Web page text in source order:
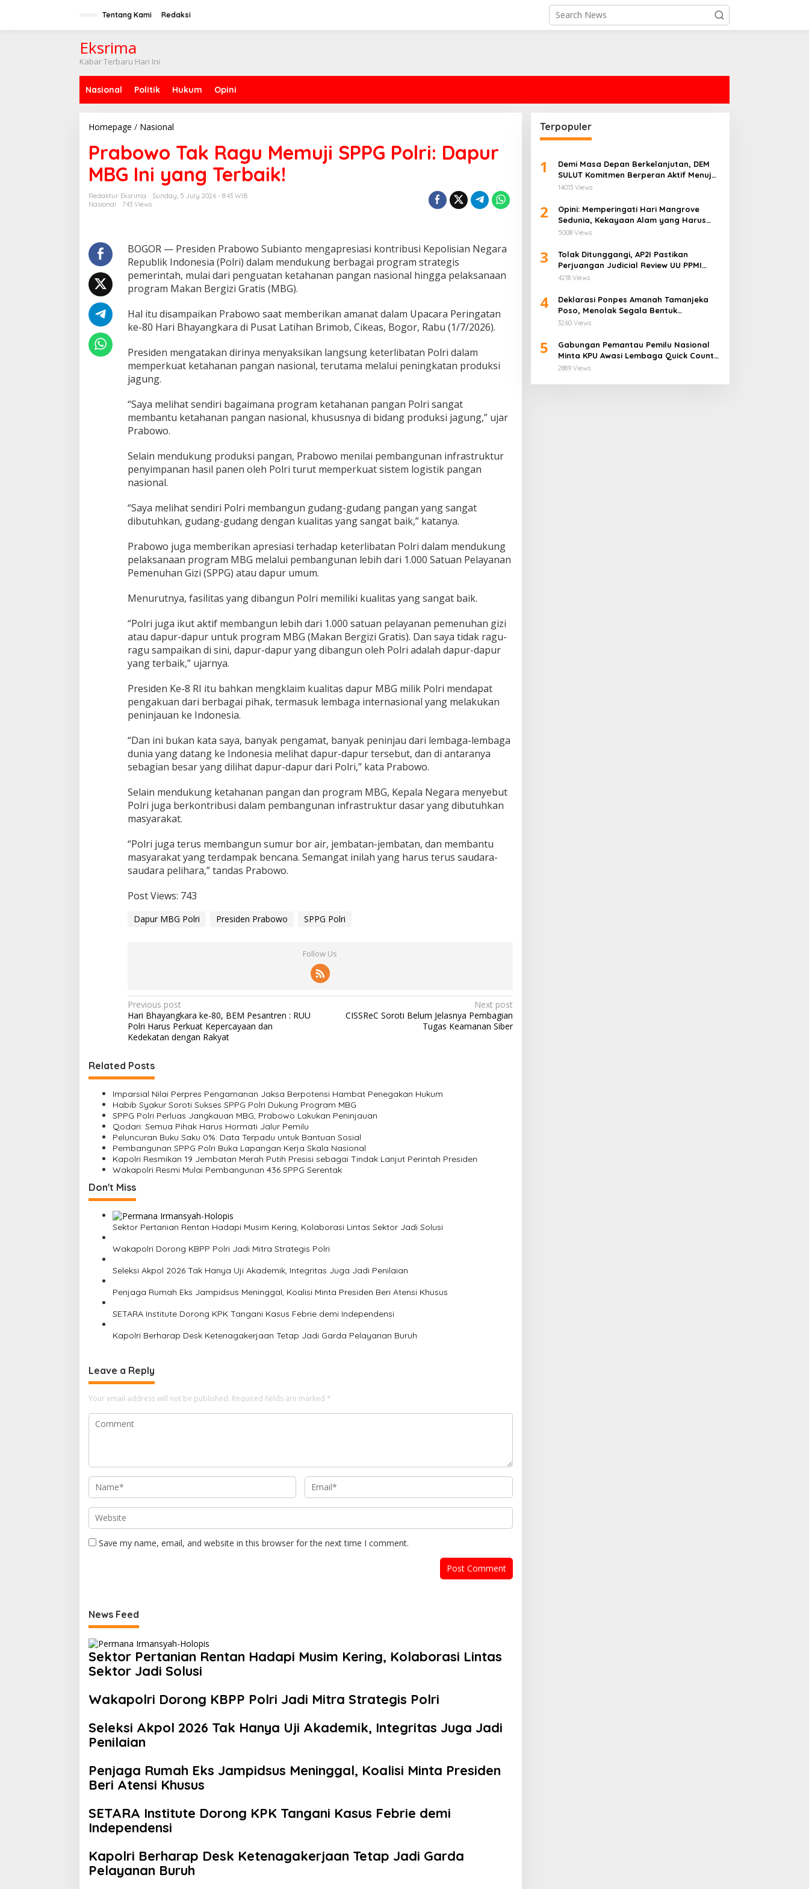
Tentang Kami Redaksi
Eksrima
Kabar Terbaru Hari Ini
Nasional Politik Hukum Opini
Homepage / Nasional
a
o
w
o
T
a
u
M
e
u
P
P
o
l
r
D
a
p
M
B
G
n
i
y
g
e
r
b
a
i
!
Prabowo Tak Ragu Memuji SPPG Polri: Dapur
MBG Ini yang Terbaik!
Redaktur Eksrima
Sunday, 5 July 2026 - 8:43 WIB
Nasional
743 Views
BOGOR — Presiden Prabowo Subianto mengapresiasi kontribusi Kepolisian Negara
Republik Indonesia (Polri) dalam mendukung berbagai program strategis
pemerintah, mulai dari penguatan ketahanan pangan nasional hingga pelaksanaan
program Makan Bergizi Gratis (MBG).
Hal itu disampaikan Prabowo saat memberikan amanat dalam Upacara Peringatan
ke-80 Hari Bhayangkara di Pusat Latihan Brimob, Cikeas, Bogor, Rabu (1/7/2026).
Presiden mengatakan dirinya menyaksikan langsung keterlibatan Polri dalam
memperkuat ketahanan pangan nasional, terutama melalui peningkatan produksi
jagung.
“Saya melihat sendiri bagaimana program ketahanan pangan Polri sangat
membantu ketahanan pangan nasional, khususnya di bidang produksi jagung,” ujar
Prabowo.
Selain mendukung produksi pangan, Prabowo menilai pembangunan infrastruktur
penyimpanan hasil panen oleh Polri turut memperkuat sistem logistik pangan
nasional.
“Saya melihat sendiri Polri membangun gudang-gudang pangan yang sangat
dibutuhkan, gudang-gudang dengan kualitas yang sangat baik,” katanya.
Prabowo juga memberikan apresiasi terhadap keterlibatan Polri dalam mendukung
pelaksanaan program MBG melalui pembangunan lebih dari 1.000 Satuan Pelayanan
Pemenuhan Gizi (SPPG) atau dapur umum.
Menurutnya, fasilitas yang dibangun Polri memiliki kualitas yang sangat baik.
“Polri juga ikut aktif membangun lebih dari 1.000 satuan pelayanan pemenuhan gizi
atau dapur-dapur untuk program MBG (Makan Bergizi Gratis). Dan saya tidak ragu-
ragu sampaikan di sini, dapur-dapur yang dibangun oleh Polri adalah dapur-dapur
yang terbaik,” ujarnya.
Presiden Ke-8 RI itu bahkan mengklaim kualitas dapur MBG milik Polri mendapat
pengakuan dari berbagai pihak, termasuk lembaga internasional yang melakukan
peninjauan ke Indonesia.
“Dan ini bukan kata saya, banyak pengamat, banyak peninjau dari lembaga-lembaga
dunia yang datang ke Indonesia melihat dapur-dapur tersebut, dan di antaranya
sebagian besar yang dilihat dapur-dapur dari Polri,” kata Prabowo.
Selain mendukung ketahanan pangan dan program MBG, Kepala Negara menyebut
Polri juga berkontribusi dalam pembangunan infrastruktur dasar yang dibutuhkan
masyarakat.
“Polri juga terus membangun sumur bor air, jembatan-jembatan, dan membantu
masyarakat yang terdampak bencana. Semangat inilah yang harus terus saudara-
saudara pelihara,” tandas Prabowo.
Post Views: 743
Dapur MBG Polri Presiden Prabowo SPPG Polri
Follow Us
P
o
s
t
n
a
v
i
g
a
t
i
o
n
Previous post
Hari Bhayangkara ke-80, BEM Pesantren : RUU
Polri Harus Perkuat Kepercayaan dan
Kedekatan dengan Rakyat
Next post
CISSReC Soroti Belum Jelasnya Pembagian
Tugas Keamanan Siber
Related Posts
Imparsial Nilai Perpres Pengamanan Jaksa Berpotensi Hambat Penegakan Hukum
Habib Syakur Soroti Sukses SPPG Polri Dukung Program MBG
SPPG Polri Perluas Jangkauan MBG, Prabowo Lakukan Peninjauan
Qodari: Semua Pihak Harus Hormati Jalur Pemilu
Peluncuran Buku Saku 0%: Data Terpadu untuk Bantuan Sosial
Pembangunan SPPG Polri Buka Lapangan Kerja Skala Nasional
Kapolri Resmikan 19 Jembatan Merah Putih Presisi sebagai Tindak Lanjut Perintah Presiden
Wakapolri Resmi Mulai Pembangunan 436 SPPG Serentak
Don't Miss
Sektor Pertanian Rentan Hadapi Musim Kering, Kolaborasi Lintas Sektor Jadi Solusi
Wakapolri Dorong KBPP Polri Jadi Mitra Strategis Polri
Seleksi Akpol 2026 Tak Hanya Uji Akademik, Integritas Juga Jadi Penilaian
Penjaga Rumah Eks Jampidsus Meninggal, Koalisi Minta Presiden Beri Atensi Khusus
SETARA Institute Dorong KPK Tangani Kasus Febrie demi Independensi
Kapolri Berharap Desk Ketenagakerjaan Tetap Jadi Garda Pelayanan Buruh
Leave a Reply
Your email address will not be published. Required fields are marked *
Save my name, email, and website in this browser for the next time I comment.
News Feed
Sektor Pertanian Rentan Hadapi Musim Kering, Kolaborasi Lintas
Sektor Jadi Solusi
Wakapolri Dorong KBPP Polri Jadi Mitra Strategis Polri
Seleksi Akpol 2026 Tak Hanya Uji Akademik, Integritas Juga Jadi
Penilaian
Penjaga Rumah Eks Jampidsus Meninggal, Koalisi Minta Presiden
Beri Atensi Khusus
SETARA Institute Dorong KPK Tangani Kasus Febrie demi
Independensi
Kapolri Berharap Desk Ketenagakerjaan Tetap Jadi Garda
Pelayanan Buruh
Terpopuler
1
Demi Masa Depan Berkelanjutan, DEM
SULUT Komitmen Berperan Aktif Menuju
Era Energi Terbarukan di Sulawesi Utara
14013 Views
2
Opini: Memperingati Hari Mangrove
Sedunia, Kekayaan Alam yang Harus
Dijaga
5008 Views
3
Tolak Ditunggangi, AP2I Pastikan
Perjuangan Judicial Review UU PPMI
Demi Anggota Bukan Politis
4218 Views
4
Deklarasi Ponpes Amanah Tamanjeka
Poso, Menolak Segala Bentuk
Radikalisme dan Terorisme
3260 Views
5
Gabungan Pemantau Pemilu Nasional
Minta KPU Awasi Lembaga Quick Count
Lebih Ketat
2889 Views